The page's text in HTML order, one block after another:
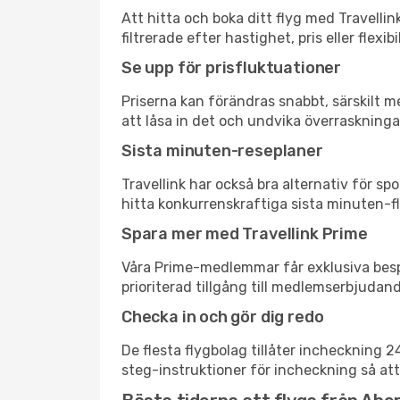
Att hitta och boka ditt flyg med
filtrerade efter hastighet, pris eller
Se upp för prisfluktuationer
Priserna kan förändras snabbt, särskilt
att låsa in det och undvika
Sista minuten-reseplaner
Travellink har också bra alternativ för
hitta konkurrenskraftiga sista minuten-
Spara mer med Travellink Prime
Våra Prime-medlemmar får exklusiva
prioriterad tillgång till
Checka in och gör dig redo
De flesta flygbolag tillåter incheckning
steg-instruktioner för incheckning så